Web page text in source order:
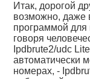
Итак, дорогой
возможно, даже
программой для
говоря
Ipdbrute2/udc
автоматически
номерах, -